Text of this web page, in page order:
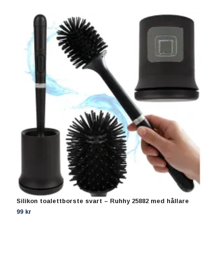
Silikon toalettborste svart – Ruhhy 25882 med hållare
99 kr